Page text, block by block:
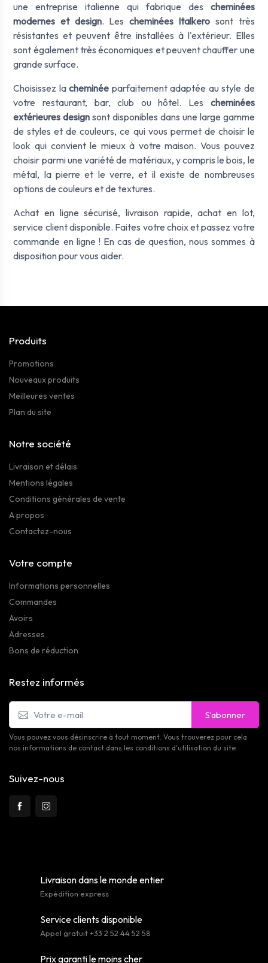
une entreprise italienne qui fabrique des cheminées
modernes et design. Les cheminées Italkero sont très
résistantes et peuvent être installées à l'extérieur. Elles
sont également très économiques et peuvent chauffer une
grande surface.
Choisissez lacheminée parfaitement adaptée au style de
votre restaurant, bar, club ou hôtel. Les cheminées
extérieures design sont disponibles dans une large gamme
de styles et de couleurs, ce qui vous permet de choisir le
look qui convient le mieux à votre maison. Vous pouvez
choisir parmi une variété de matériaux, y compris le bois, le
métal, la pierre et le verre, et il existe de nombreuses
options de couleurs et de textures.
Achat en ligne sécurisé, livraison rapide, achat en lot,
service client disponible. Faites votre choix et passez votre
commande en ligne ! En cas de question, nous sommes à
disposition pour vous aider.
Produits
Promotions
Nouveaux produits
Meilleures ventes
Plan du site
Notre société
Livraison et délais
Mentions légales
Conditions générales de vente
A propos
Contactez-nous
Votre compte
Informations personnelles
Commandes
Avoirs
Adresses
Bons de réduction
Restez informés
S’abonner
Vous pouvez vous désinscrire à tout moment. Vous trouverez pour cela
nos informations de contact dans les conditions d'utilisation du site.
Suivez-nous
Livraison dans le monde entier
Expédition express
Service clients disponible
Appel gratuit +33 2 52 44 52 58
Prix garanti le moins cher